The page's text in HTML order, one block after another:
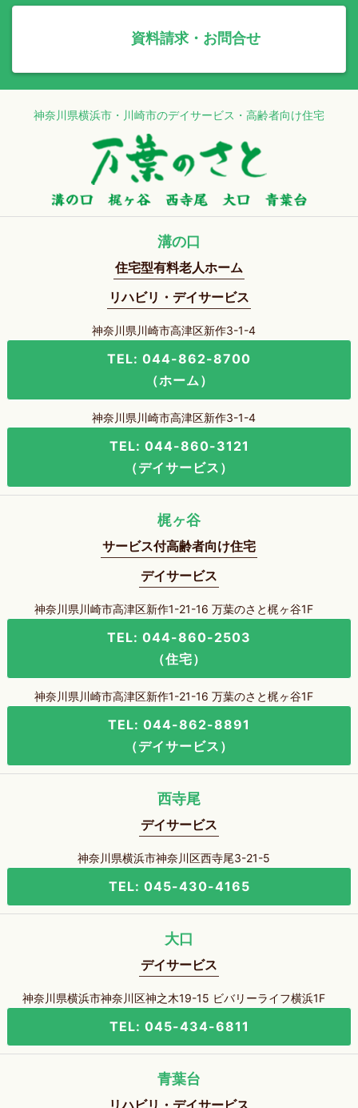
資料請求・お問合せ
神奈川県横浜市・川崎市のデイサービス・高齢者向け住宅
溝の口
住宅型有料老人ホーム
リハビリ・デイサービス
神奈川県川崎市高津区新作3-1-4
TEL: 044-862-8700
（ホーム）
神奈川県川崎市高津区新作3-1-4
TEL: 044-860-3121
（デイサービス）
梶ヶ谷
サービス付高齢者向け住宅
デイサービス
神奈川県川崎市高津区新作1-21-16 万葉のさと梶ヶ谷1F
TEL: 044-860-2503
（住宅）
神奈川県川崎市高津区新作1-21-16 万葉のさと梶ヶ谷1F
TEL: 044-862-8891
（デイサービス）
西寺尾
デイサービス
神奈川県横浜市神奈川区西寺尾3-21-5
TEL: 045-430-4165
大口
デイサービス
神奈川県横浜市神奈川区神之木19-15 ビバリーライフ横浜1F
TEL: 045-434-6811
青葉台